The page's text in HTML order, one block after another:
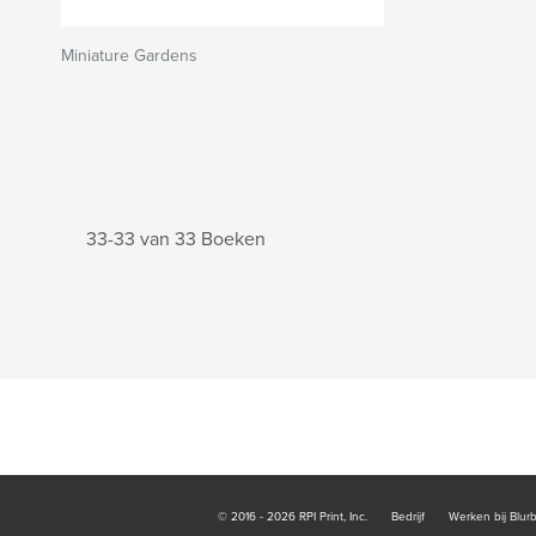
Miniature Gardens
33-33 van 33 Boeken
© 2016 - 2026 RPI Print, Inc. Bedrijf Werken bij Blurb